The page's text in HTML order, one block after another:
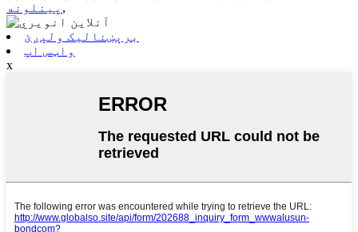
پینلونه ,
برېښنالیک ولېږئ
واټس اپ
x